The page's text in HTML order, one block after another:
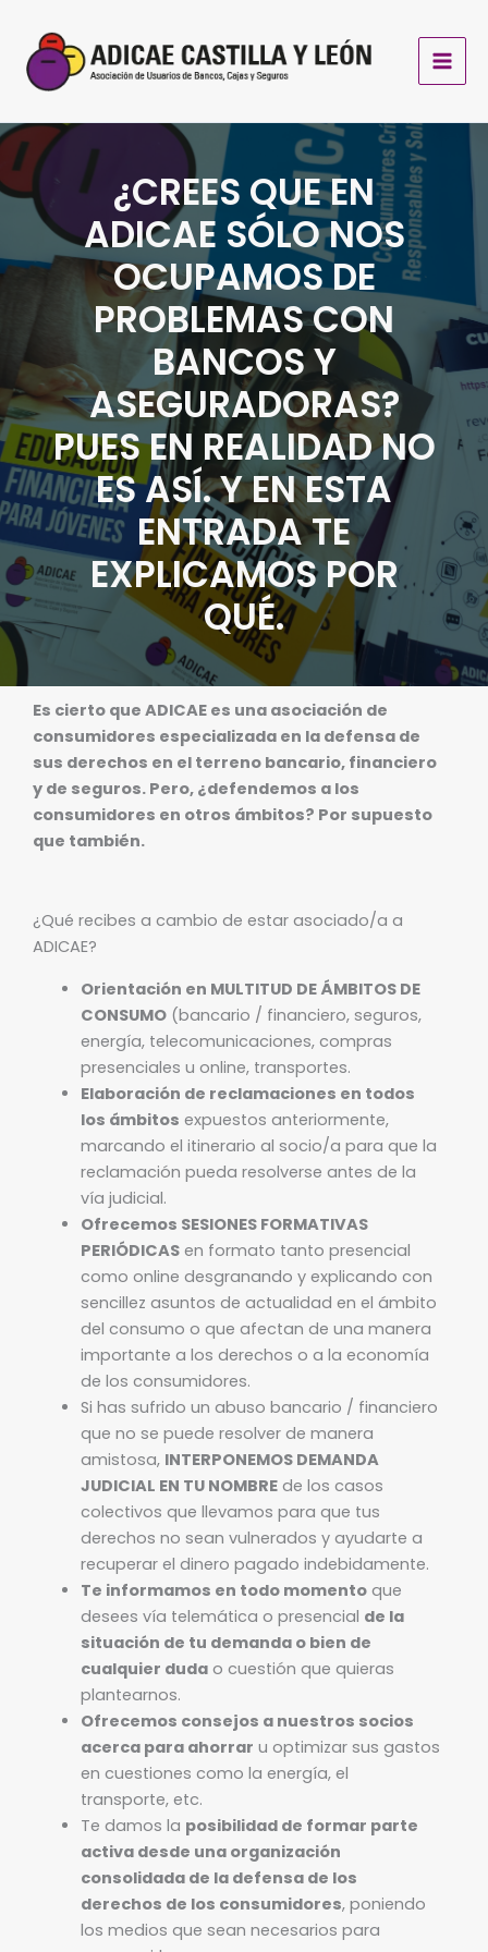
contenido
¿CREES QUE EN
ADICAE SÓLO NOS
OCUPAMOS DE
PROBLEMAS CON
BANCOS Y
ASEGURADORAS?
PUES EN REALIDAD NO
ES ASÍ. Y EN ESTA
ENTRADA TE
EXPLICAMOS POR
QUÉ.
Es cierto que ADICAE es una asociación de
consumidores especializada en la defensa de
sus derechos en el terreno bancario, financiero
y de seguros. Pero, ¿defendemos a los
consumidores en otros ámbitos? Por supuesto
que también.
¿Qué recibes a cambio de estar asociado/a a
ADICAE?
Orientación en MULTITUD DE ÁMBITOS DE
CONSUMO(bancario / financiero, seguros,
energía, telecomunicaciones, compras
presenciales u online, transportes.
Elaboración de reclamaciones en todos
los ámbitos expuestos anteriormente,
marcando el itinerario al socio/a para que la
reclamación pueda resolverse antes de la
vía judicial.
Ofrecemos SESIONES FORMATIVAS
PERIÓDICASen formato tanto presencial
como online desgranando y explicando con
sencillez asuntos de actualidad en el ámbito
del consumo o que afectan de una manera
importante a los derechos o a la economía
de los consumidores.
Si has sufrido un abuso bancario / financiero
que no se puede resolver de manera
amistosa, INTERPONEMOS DEMANDA
JUDICIAL EN TU NOMBREde los casos
colectivos que llevamos para que tus
derechos no sean vulnerados y ayudarte a
recuperar el dinero pagado indebidamente.
Te informamos en todo momentoque
desees vía telemática o presencial de la
situación de tu demanda o bien de
cualquier dudao cuestión que quieras
plantearnos.
Ofrecemos consejos a nuestros socios
acerca para ahorrar u optimizar sus gastos
en cuestiones como la energía, el
transporte, etc.
Te damos la posibilidad de formar parte
activa desde una organización
consolidada de la defensa de los
derechos de los consumidores, poniendo
los medios que sean necesarios para